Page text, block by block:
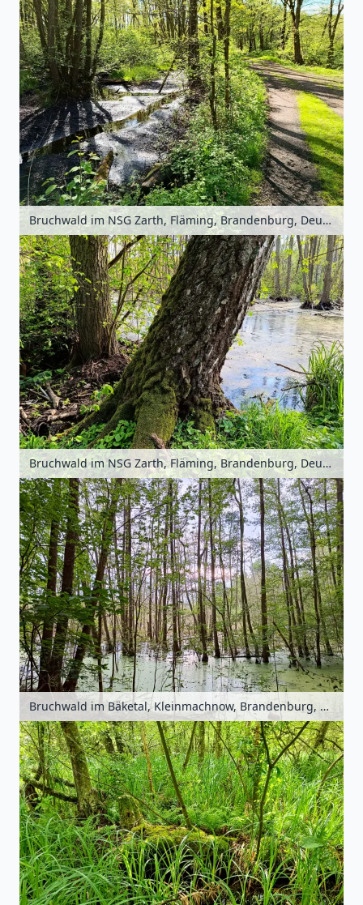
Bruchwald im NSG Zarth, Fläming, Brandenburg, Deutschland
Bruchwald im NSG Zarth, Fläming, Brandenburg, Deutschland
Bruchwald im Bäketal, Kleinmachnow, Brandenburg, Deutschland